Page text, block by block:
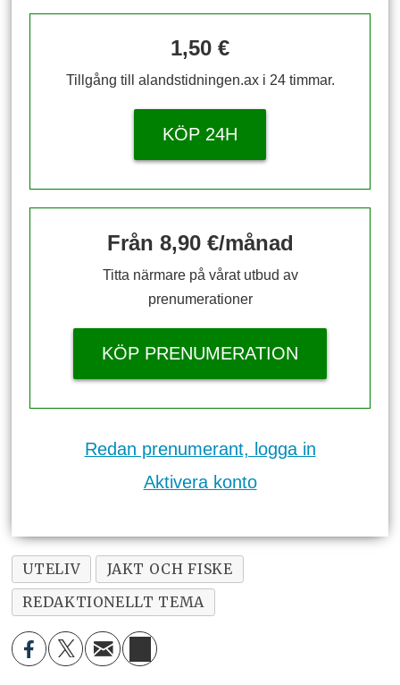
1,50 €
Tillgång till alandstidningen.ax i 24 timmar.
KÖP 24H
Från 8,90 €/månad
Titta närmare på vårat utbud av
prenumerationer
KÖP PRENUMERATION
Redan prenumerant, logga in
Aktivera konto
UTELIV
JAKT OCH FISKE
REDAKTIONELLT TEMA